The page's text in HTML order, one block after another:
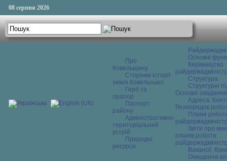
08 серпня 2026
Про
Ковельщину
Сторінки історії
землі Ковельської
Герб та
прапор
Паспорт
району
Адміністративно-
територіальний
устрій
Природні
ресурси
Основні
Керівництво
Структура
Структурні
Основні завдання
Адреса.
Розпорядок
Плани
Звіти про
планів роботи
Вакансії.
Очищення